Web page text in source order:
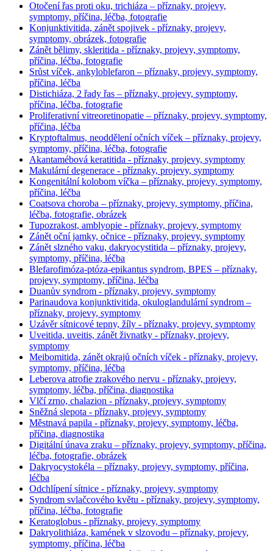
Otočení řas proti oku, trichiáza – příznaky, projevy,
symptomy, příčina, léčba, fotografie
Konjunktivitida, zánět spojivek - příznaky, projevy,
symptomy, obrázek, fotografie
Zánět bělimy, skleritida - příznaky, projevy, symptomy,
příčina, léčba, fotografie
Srůst víček, ankyloblefaron – příznaky, projevy, symptomy,
příčina, léčba
Distichiáza, 2 řady řas – příznaky, projevy, symptomy,
příčina, léčba, fotografie
Proliferativní vitreoretinopatie – příznaky, projevy, symptomy,
příčina, léčba
Kryptoftalmus, neoddělení očních víček – příznaky, projevy,
symptomy, příčina, léčba, fotografie
Akantamébová keratitida - příznaky, projevy, symptomy
Makulární degenerace - příznaky, projevy, symptomy
Kongenitální kolobom víčka – příznaky, projevy, symptomy,
příčina, léčba
Coatsova choroba – příznaky, projevy, symptomy, příčina,
léčba, fotografie, obrázek
Tupozrakost, amblyopie - příznaky, projevy, symptomy
Zánět oční jamky, očnice - příznaky, projevy, symptomy
Zánět slzného vaku, dakryocystitida – příznaky, projevy,
symptomy, příčina, léčba
Blefarofimóza-ptóza-epikantus syndrom, BPES – příznaky,
projevy, symptomy, příčina, léčba
Duanův syndrom - příznaky, projevy, symptomy
Parinaudova konjunktivitida, okuloglandulární syndrom –
příznaky, projevy, symptomy
Uzávěr sítnicové tepny, žíly - příznaky, projevy, symptomy
Uveitida, uveitis, zánět živnatky - příznaky, projevy,
symptomy
Meibomitida, zánět okrajů očních víček - příznaky, projevy,
symptomy, příčina, léčba
Leberova atrofie zrakového nervu - příznaky, projevy,
symptomy, léčba, příčina, diagnostika
Vlčí zrno, chalazion - příznaky, projevy, symptomy
Sněžná slepota - příznaky, projevy, symptomy
Městnavá papila - příznaky, projevy, symptomy, léčba,
příčina, diagnostika
Digitální únava zraku – příznaky, projevy, symptomy, příčina,
léčba, fotografie, obrázek
Dakryocystokéla – příznaky, projevy, symptomy, příčina,
léčba
Odchlípení sítnice - příznaky, projevy, symptomy
Syndrom svlačcového květu - příznaky, projevy, symptomy,
příčina, léčba, fotografie
Keratoglobus - příznaky, projevy, symptomy
Dakryolithiáza, kamének v slzovodu – příznaky, projevy,
symptomy, příčina, léčba